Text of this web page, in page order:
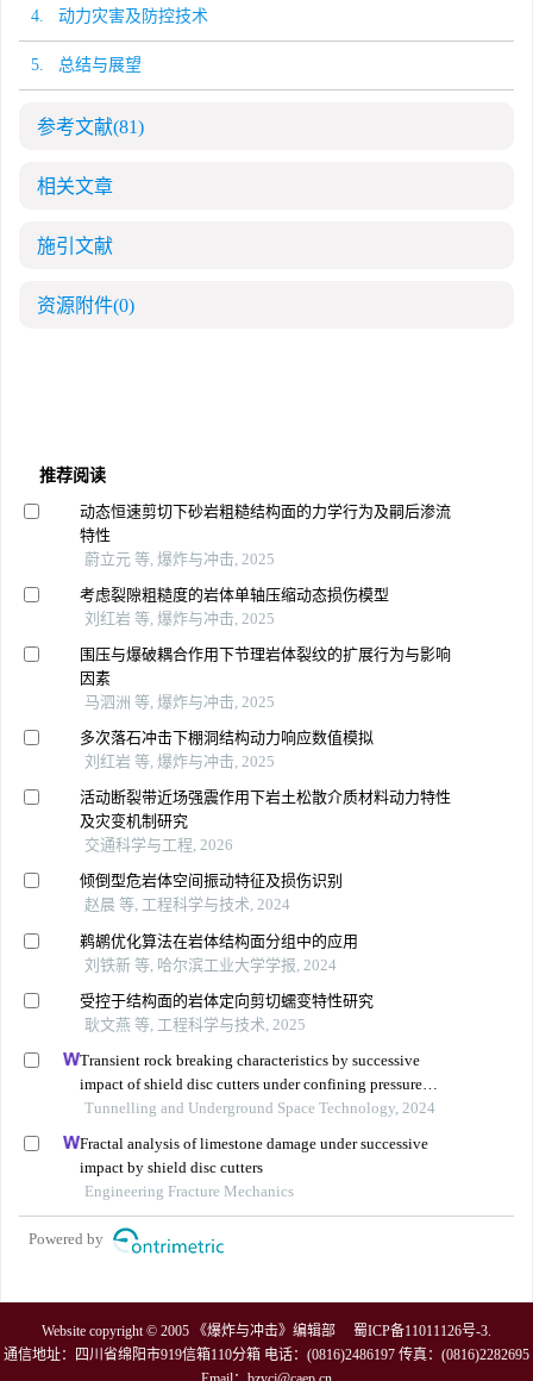
4. 动力灾害及防控技术
5. 总结与展望
参考文献(81)
相关文章
施引文献
资源附件(0)
推荐阅读
动态恒速剪切下砂岩粗糙结构面的力学行为及嗣后渗流
特性
蔚立元 等, 爆炸与冲击, 2025
考虑裂隙粗糙度的岩体单轴压缩动态损伤模型
刘红岩 等, 爆炸与冲击, 2025
围压与爆破耦合作用下节理岩体裂纹的扩展行为与影响
因素
马泗洲 等, 爆炸与冲击, 2025
多次落石冲击下棚洞结构动力响应数值模拟
刘红岩 等, 爆炸与冲击, 2025
活动断裂带近场强震作用下岩土松散介质材料动力特性
及灾变机制研究
交通科学与工程, 2026
倾倒型危岩体空间振动特征及损伤识别
赵晨 等, 工程科学与技术, 2024
鹈鹕优化算法在岩体结构面分组中的应用
刘铁新 等, 哈尔滨工业大学学报, 2024
受控于结构面的岩体定向剪切蠕变特性研究
耿文燕 等, 工程科学与技术, 2025
Transient rock breaking characteristics by successive
impact of shield disc cutters under confining pressure
conditions
Tunnelling and Underground Space Technology, 2024
Fractal analysis of limestone damage under successive
impact by shield disc cutters
Engineering Fracture Mechanics
Powered by
Website copyright © 2005 《爆炸与冲击》编辑部 蜀ICP备11011126号-3.
通信地址：四川省绵阳市919信箱110分箱 电话：(0816)2486197 传真：(0816)2282695